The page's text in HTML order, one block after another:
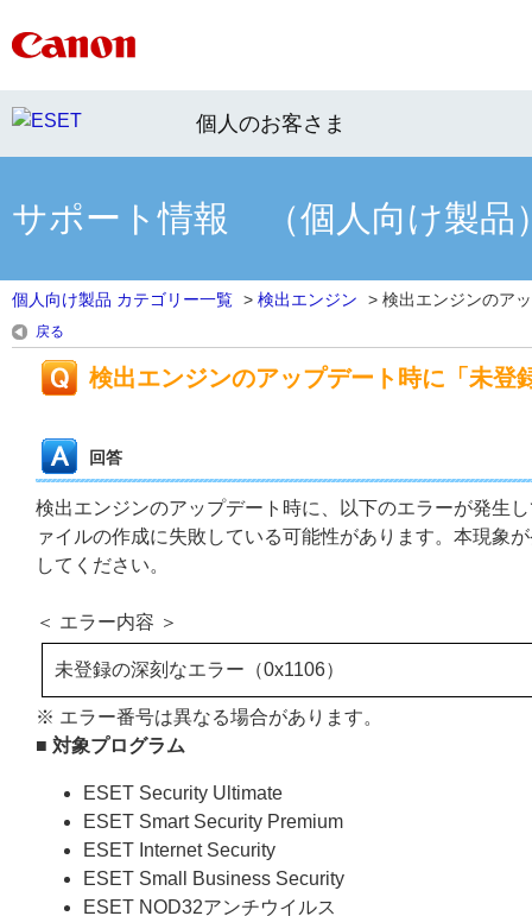
個人のお客さま
サポート情報 （個人向け製品
個人向け製品 カテゴリー一覧 > 検出エンジン > 検出エンジンのア
戻る
検出エンジンのアップデート時に「未登
回答
検出エンジンのアップデート時に、以下のエラーが発生
ァイルの作成に失敗している可能性があります。本現象
してください。
＜ エラー内容 ＞
未登録の深刻なエラー（0x1106）
※ エラー番号は異なる場合があります。
■ 対象プログラム
ESET Security Ultimate
ESET Smart Security Premium
ESET Internet Security
ESET Small Business Security
ESET NOD32アンチウイルス